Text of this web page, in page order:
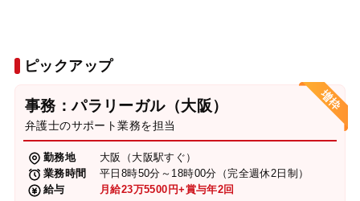
ピックアップ
事務：パラリーガル（大阪）
弁護士のサポート業務を担当
勤務地
大阪（大阪駅すぐ）
業務時間
平日8時50分～18時00分（完全週休2日制）
給与
月給23万5500円+賞与年2回